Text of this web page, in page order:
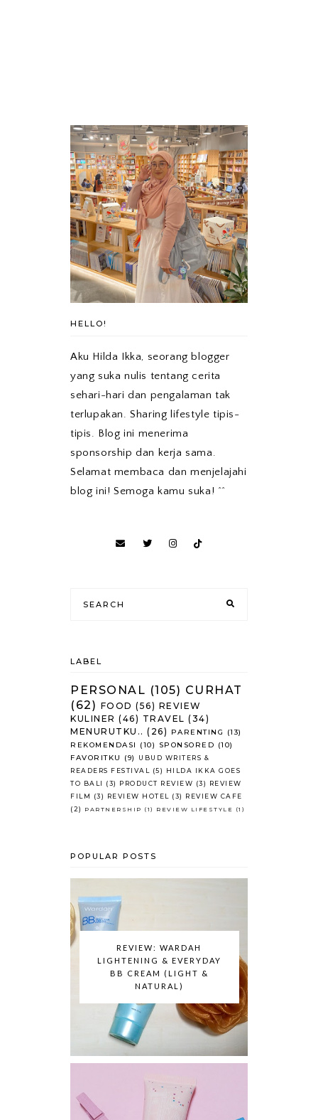
HELLO!
Aku Hilda Ikka, seorang blogger
yang suka nulis tentang cerita
sehari-hari dan pengalaman tak
terlupakan. Sharing lifestyle tipis-
tipis. Blog ini menerima
sponsorship dan kerja sama.
Selamat membaca dan menjelajahi
blog ini! Semoga kamu suka! ^^
LABEL
PERSONAL (105) CURHAT
(62) FOOD (56) REVIEW
KULINER (46) TRAVEL (34)
MENURUTKU.. (26) PARENTING
(13)
REKOMENDASI
(10) SPONSORED (10)
FAVORITKU
(9)
UBUD WRITERS &
READERS FESTIVAL
(5)
HILDA IKKA GOES
TO BALI
(3) PRODUCT REVIEW (3)
REVIEW
FILM
(3) REVIEW HOTEL (3)
REVIEW CAFE
(2)
PARTNERSHIP (1) REVIEW LIFESTYLE (1)
POPULAR POSTS
REVIEW: WARDAH
LIGHTENING & EVERYDAY
BB CREAM (LIGHT &
NATURAL)